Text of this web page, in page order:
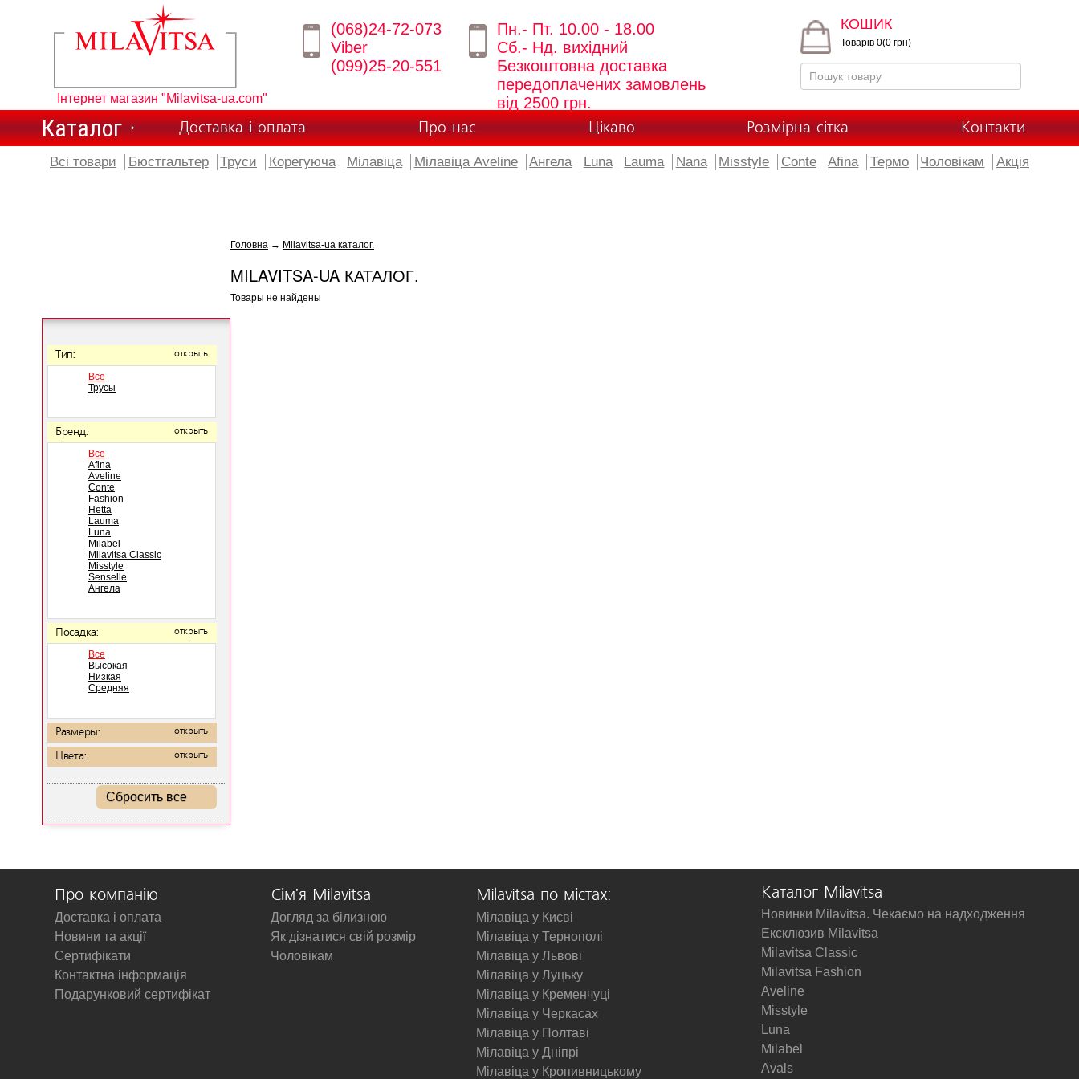
Інтернет магазин "Milavitsa-ua.com"
(068)24-72-073
Viber
(099)25-20-551
Пн.- Пт. 10.00 - 18.00
Сб.- Нд. вихідний
Безкоштовна доставка
передоплачених замовлень
від 2500 грн.
КОШИК
Товарів 0(0 грн)
Каталог Доставка і оплата Про нас Цікаво Розмірна сітка Контакти
Всі товари Бюстгальтер Труси Корегуюча Мілавіца Мілавіца Aveline Ангела Luna Lauma Nana Misstyle Conte Afina Термо Чоловікам Акція
Тип: открыть
Все
Трусы
Бренд: открыть
Все
Afina
Aveline
Conte
Fashion
Hetta
Lauma
Luna
Milabel
Milavitsa Classic
Misstyle
Senselle
Ангела
Посадка: открыть
Все
Высокая
Низкая
Средняя
Размеры: открыть
Цвета: открыть
Сбросить все
Головна → Milavitsa-ua каталог.
MILAVITSA-UA КАТАЛОГ.
Товары не найдены
Про компанію
Доставка і оплата
Новини та акції
Сертифікати
Контактна інформація
Подарунковий сертифікат
Сім'я Milavitsa
Догляд за білизною
Як дізнатися свій розмір
Чоловікам
Milavitsa по містах:
Мілавіца у Києві
Мілавіца у Тернополі
Мілавіца у Львові
Мілавіца у Луцьку
Мілавіца у Кременчуці
Мілавіца у Черкасах
Мілавіца у Полтаві
Мілавіца у Дніпрі
Мілавіца у Кропивницькому
Каталог Milavitsa
Новинки Milavitsa. Чекаємо на надходження
Ексклюзив Milavitsa
Milavitsa Classic
Milavitsa Fashion
Aveline
Misstyle
Luna
Milabel
Avals